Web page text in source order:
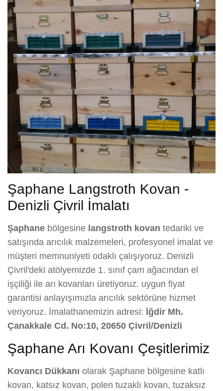
Şaphane Langstroth Kovan -
Denizli Çivril İmalatı
Şaphane bölgesine langstroth kovan tedariki ve
satışında arıcılık malzemeleri, profesyonel imalat ve
müşteri memnuniyeti odaklı çalışıyoruz. Denizli
Çivril'deki atölyemizde 1. sınıf çam ağacından el
işçiliği ile arı kovanları üretiyoruz. uygun fiyat
garantisi anlayışımızla arıcılık sektörüne hizmet
veriyoruz. İmalathanemizin adresi: İğdir Mh.
Çanakkale Cd. No:10, 20650 Çivril/Denizli
Şaphane Arı Kovanı Çeşitlerimiz
Kovancı Dükkanı olarak Şaphane bölgesine katlı
kovan, katsız kovan, polen tuzaklı kovan, tuzaksız